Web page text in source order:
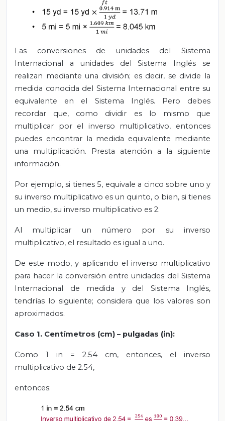
Las conversiones de unidades del Sistema
Internacional a unidades del Sistema Inglés se
realizan mediante una división; es decir, se divide la
medida conocida del Sistema Internacional entre su
equivalente en el Sistema Inglés. Pero debes
recordar que, como dividir es lo mismo que
multiplicar por el inverso multiplicativo, entonces
puedes encontrar la medida equivalente mediante
una multiplicación. Presta atención a la siguiente
información.
Por ejemplo, si tienes 5, equivale a cinco sobre uno y
su inverso multiplicativo es un quinto, o bien, si tienes
un medio, su inverso multiplicativo es 2.
Al multiplicar un número por su inverso
multiplicativo, el resultado es igual a uno.
De este modo, y aplicando el inverso multiplicativo
para hacer la conversión entre unidades del Sistema
Internacional de medida y del Sistema Inglés,
tendrías lo siguiente; considera que los valores son
aproximados.
Caso 1. Centímetros (cm) – pulgadas (in):
Como 1 in = 2.54 cm, entonces, el inverso
multiplicativo de 2.54,
entonces: